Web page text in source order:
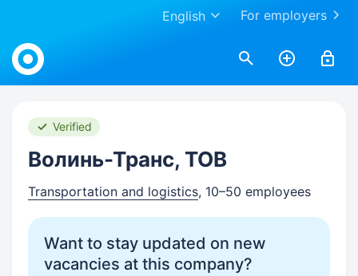
For employers
English
Work.ua
Verified
Волинь-Транс, ТОВ
Transportation and logistics, 10–50 employees
Want to stay updated on new
vacancies at this company?